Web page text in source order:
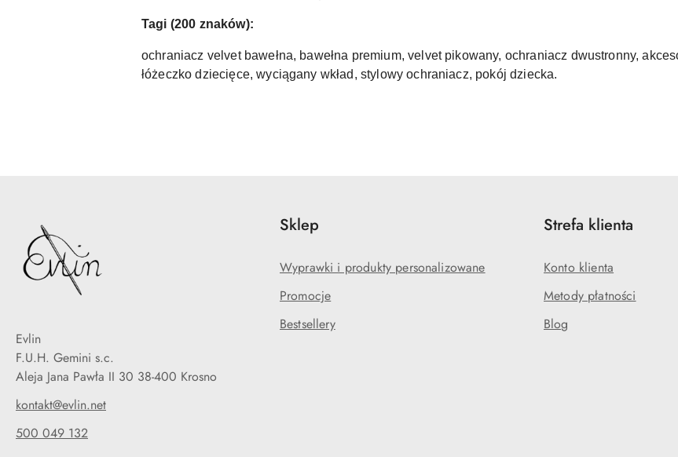
Tagi (200 znaków):
ochraniacz velvet bawełna, bawełna premium, velvet pikowany, ochraniacz dwustronny,
łóżeczko dziecięce, wyciągany wkład, stylowy ochraniacz, pokój dziecka.
Evlin
F.U.H. Gemini s.c.
Aleja Jana Pawła II 30 38-400 Krosno
kontakt@evlin.net
500 049 132
Sklep
Wyprawki i produkty personalizowane
Promocje
Bestsellery
Strefa klienta
Konto klienta
Metody płatności
Blog